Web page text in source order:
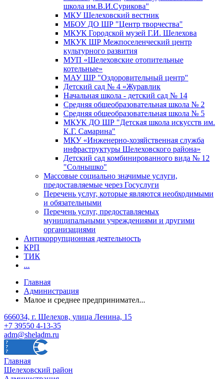
школа им.В.И.Сурикова"
МКУ Шелеховский вестник
МБОУ ДО ШР "Центр творчества"
МКУК Городской музей Г.И. Шелехова
МКУК ШР Межпоселенческий центр
культурного развития
МУП «Шелеховские отопительные
котельные»
МАУ ШР "Оздоровительный центр"
Детский сад № 4 «Журавлик
Начальная школа - детский сад № 14
Средняя общеобразовательная школа № 2
Средняя общеобразовательная школа № 5
МКУК ДО ШР "Детская школа искусств им.
К.Г. Самарина"
МКУ «Инженерно-хозяйственная служба
инфраструктуры Шелеховского района»
Детский сад комбинированного вида № 12
"Солнышко"
Массовые социально значимые услуги,
предоставляемые через Госуслуги
Перечень услуг, которые являются необходимыми
и обязательными
Перечень услуг, предоставляемых
муниципальными учреждениями и другими
организациями
Антикоррупционная деятельность
КРП
ТИК
...
Главная
Администрация
Малое и среднее предпринимател...
666034, г. Шелехов, улица Ленина, 15
+7 39550 4-13-35
adm@sheladm.ru
Главная
Шелеховский район